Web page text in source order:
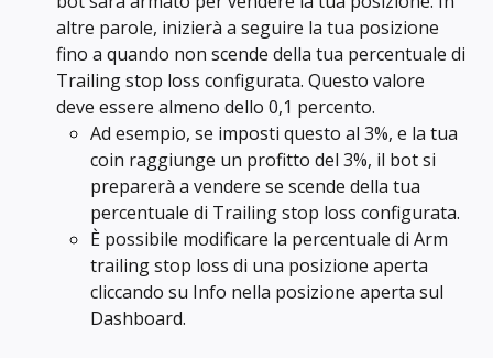
altre parole, inizierà a seguire la tua posizione
fino a quando non scende della tua percentuale di
Trailing stop loss configurata. Questo valore
deve essere almeno dello 0,1 percento.
Ad esempio, se imposti questo al 3%, e la tua
coin raggiunge un profitto del 3%, il bot si
preparerà a vendere se scende della tua
percentuale di Trailing stop loss configurata.
È possibile modificare la percentuale di Arm
trailing stop loss di una posizione aperta
cliccando su Info nella posizione aperta sul
Dashboard.